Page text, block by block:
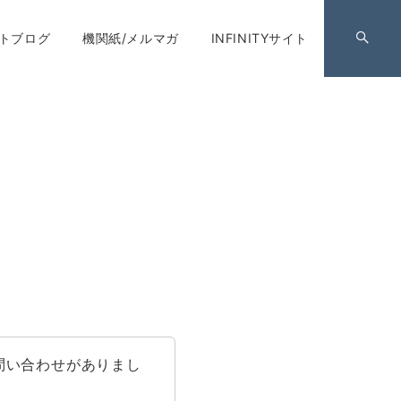
ブログ 機関紙/メルマガ INFINITYサイト
い合わせがありまし